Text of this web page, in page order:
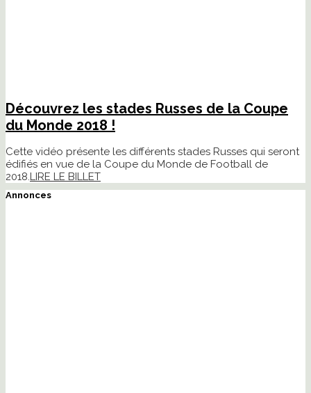
Découvrez les stades Russes de la Coupe
du Monde 2018 !
Cette vidéo présente les différents stades Russes qui seront
édifiés en vue de la Coupe du Monde de Football de
2018. LIRE LE BILLET
Annonces